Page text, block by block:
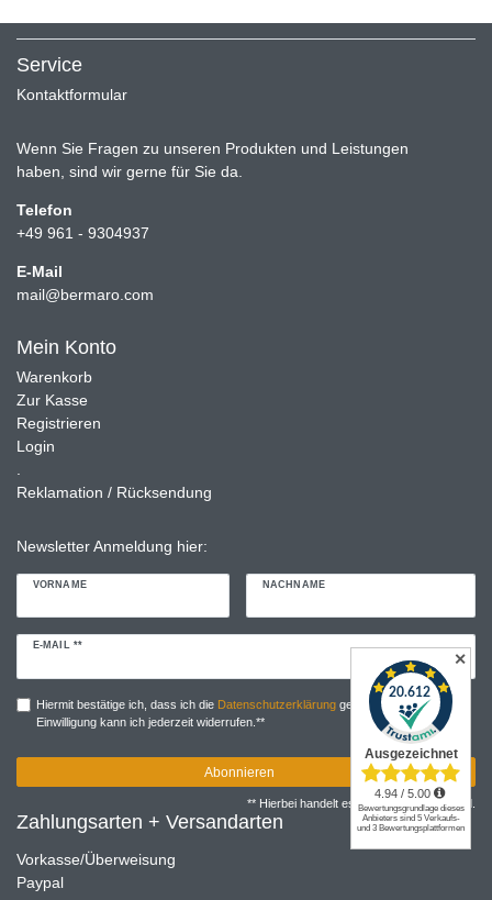
Service
Kontaktformular
Wenn Sie Fragen zu unseren Produkten und Leistungen
haben, sind wir gerne für Sie da.
Telefon
+49 961 - 9304937
E-Mail
mail@bermaro.com
Mein Konto
Warenkorb
Zur Kasse
Registrieren
Login
Reklamation / Rücksendung
Newsletter Anmeldung hier:
VORNAME NACHNAME
E-MAIL **
Newsletter
Hiermit bestätige ich, dass ich die Daten­schutz­erklärunggelesen habe. Meine
Einwilligung kann ich jederzeit widerrufen.**
Abonnieren
** Hierbei handelt es sich um ein Pflichtfeld.
Zahlungsarten + Versandarten
Vorkasse/Überweisung
Paypal
✕